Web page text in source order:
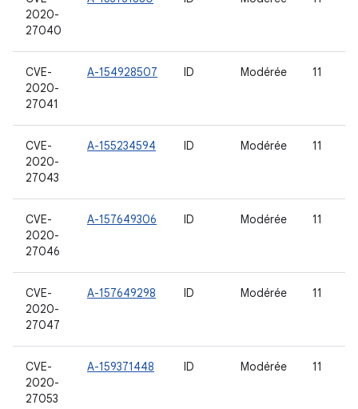
2020-
27040
CVE-
2020-
27041
A-154928507 ID Modérée 11
CVE-
2020-
27043
A-155234594 ID Modérée 11
CVE-
2020-
27046
A-157649306 ID Modérée 11
CVE-
2020-
27047
A-157649298 ID Modérée 11
CVE-
2020-
27053
A-159371448 ID Modérée 11